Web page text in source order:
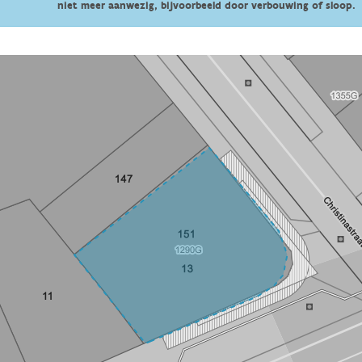
niet meer aanwezig, bijvoorbeeld door verbouwing of sloop.